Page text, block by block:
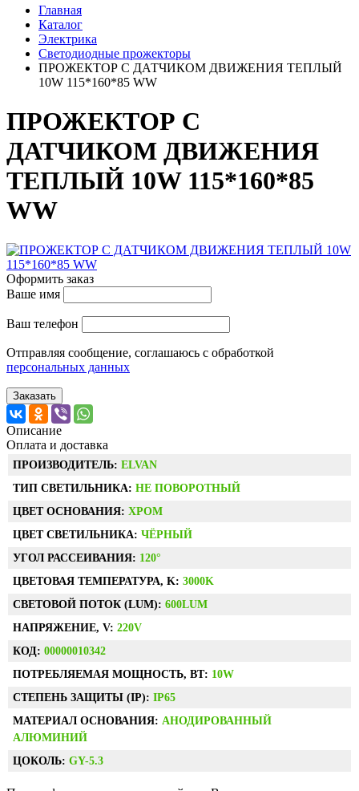
Главная
Каталог
Электрика
Светодиодные прожекторы
ПРОЖЕКТОР С ДАТЧИКОМ ДВИЖЕНИЯ ТЕПЛЫЙ
10W 115*160*85 WW
ПРОЖЕКТОР С
ДАТЧИКОМ ДВИЖЕНИЯ
ТЕПЛЫЙ 10W 115*160*85
WW
Оформить заказ
Ваше имя
Ваш телефон
Отправляя сообщение, соглашаюсь с обработкой
персональных данных
Заказать
Описание
Оплата и доставка
ПРОИЗВОДИТЕЛЬ: ELVAN
ТИП СВЕТИЛЬНИКА: НЕ ПОВОРОТНЫЙ
ЦВЕТ ОСНОВАНИЯ: ХРОМ
ЦВЕТ СВЕТИЛЬНИКА: ЧЁРНЫЙ
УГОЛ РАССЕИВАНИЯ: 120°
ЦВЕТОВАЯ ТЕМПЕРАТУРА, K: 3000K
СВЕТОВОЙ ПОТОК (LUM): 600LUM
НАПРЯЖЕНИЕ, V: 220V
КОД: 00000010342
ПОТРЕБЛЯЕМАЯ МОЩНОСТЬ, ВТ: 10W
СТЕПЕНЬ ЗАЩИТЫ (IP): IP65
МАТЕРИАЛ ОСНОВАНИЯ: АНОДИРОВАННЫЙ
АЛЮМИНИЙ
ЦОКОЛЬ: GY-5.3